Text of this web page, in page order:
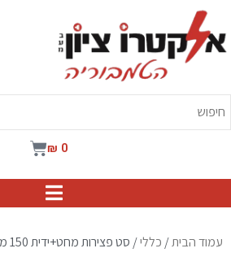
₪ 0
עגלת
עמוד הבית/ כללי/ סט פצירות מחט+ידית 150 ממ 6 יח KENDO